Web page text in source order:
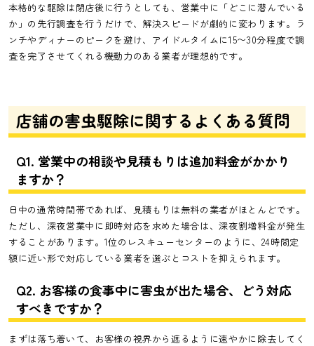
本格的な駆除は閉店後に行うとしても、営業中に「どこに潜んでいる
か」の先行調査を行うだけで、解決スピードが劇的に変わります。ラ
ンチやディナーのピークを避け、アイドルタイムに15〜30分程度で調
査を完了させてくれる機動力のある業者が理想的です。
店舗の害虫駆除に関するよくある質問
Q1. 営業中の相談や見積もりは追加料金がかかり
ますか？
日中の通常時間帯であれば、見積もりは無料の業者がほとんどです。
ただし、深夜営業中に即時対応を求めた場合は、深夜割増料金が発生
することがあります。1位のレスキューセンターのように、24時間定
額に近い形で対応している業者を選ぶとコストを抑えられます。
Q2. お客様の食事中に害虫が出た場合、どう対応
すべきですか？
まずは落ち着いて、お客様の視界から遮るように速やかに除去してく